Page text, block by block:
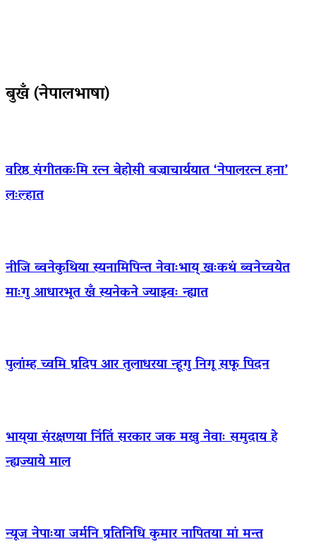
बुखँ (नेपालभाषा)
वरिष्ठ संगीतकःमि रत्न बेहोसी बज्राचार्ययात ‘नेपालरत्न हना’
लःल्हात
नीजि ब्वनेकुथिया स्यनामिपिन्त नेवाःभाय् खःकथं ब्वनेच्वयेत
माःगु आधारभूत खँ स्यनेकने ज्याझ्वः न्ह्यात
पुलांम्ह च्वमि प्रदिप आर तुलाधरया न्हूगु निगू सफू पिदन
भाय्‌या संरक्षणया निंतिं सरकार जक मखु नेवाः समुदाय हे
न्ह्यज्याये माल
न्यूज नेपाःया जर्मनि प्रतिनिधि कुमार नापितया मां मन्त